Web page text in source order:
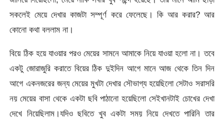
সকলেই মেয়ে দেখার কাজটা সম্পূর্ণ করে ফেলেছে। কি আর করার? আর
কোনো কথা বললাম না।
বিয়ে ঠিক হয়ে যাওয়ার পরও মেয়ের সামনে আমাকে নিয়ে যাওয়া হলো না। তবে
একটু জোরাজুরি করাতে বিয়ের ঠিক দুইদিন আগে মানে আজ থেকে তিন দিন
আগে একনজরের জন্য মেয়ের মুখটা দেখার সৌভাগ্য হয়েছিলো সেটাও সরাসরি
নয় মেয়ের বাসা থেকে একটা ছবি পাঠানো হয়েছিলো সেইখানটাই চোখের দেখা
দেখে নিয়েছিলাম।যদিও ছবিতে খুব একটা সময় নিয়ে দেখতে পারিনি তার